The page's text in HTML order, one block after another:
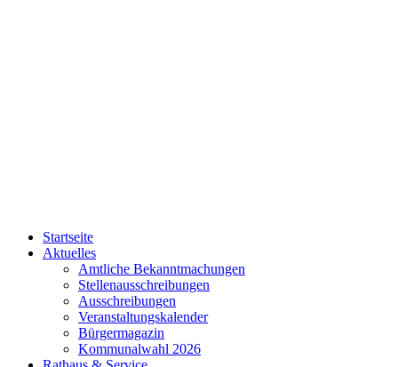
Startseite
Aktuelles
Amtliche Bekanntmachungen
Stellenausschreibungen
Ausschreibungen
Veranstaltungskalender
Bürgermagazin
Kommunalwahl 2026